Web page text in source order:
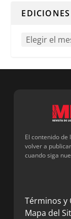
El contenido
volver a
cuando siga
Términos y
Mapa del